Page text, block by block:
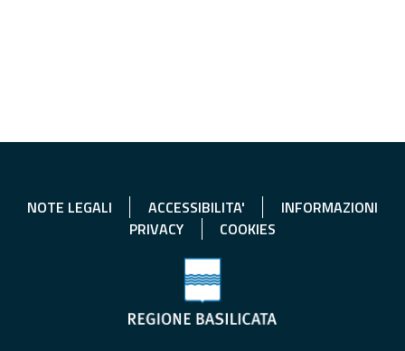
NOTE LEGALI ACCESSIBILITA'
INFORMAZIONI
PRIVACY
COOKIES